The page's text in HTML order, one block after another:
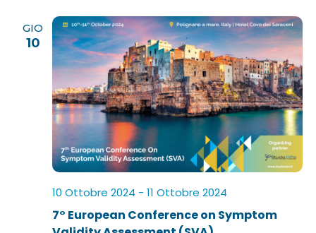
GIO
10
10 Ottobre 2024 - 11 Ottobre 2024
7° European Conference on Symptom